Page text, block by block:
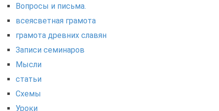
Вопросы и письма.
всеясветная грамота
грамота древних славян
Записи семинаров
Мысли
статьи
Схемы
Уроки